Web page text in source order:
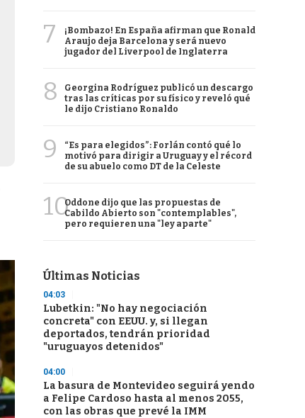
7
¡Bombazo! En España afirman que Ronald
Araujo deja Barcelona y será nuevo
jugador del Liverpool de Inglaterra
8
Georgina Rodríguez publicó un descargo
tras las críticas por su físico y reveló qué
le dijo Cristiano Ronaldo
9
“Es para elegidos”: Forlán contó qué lo
motivó para dirigir a Uruguay y el récord
de su abuelo como DT de la Celeste
10Oddone dijo que las propuestas de
Cabildo Abierto son "contemplables",
pero requieren una "ley aparte"
Últimas Noticias
04:03
Lubetkin: "No hay negociación
concreta" con EEUU. y, si llegan
deportados, tendrán prioridad
"uruguayos detenidos"
04:00
La basura de Montevideo seguirá yendo
a Felipe Cardoso hasta al menos 2055,
con las obras que prevé la IMM